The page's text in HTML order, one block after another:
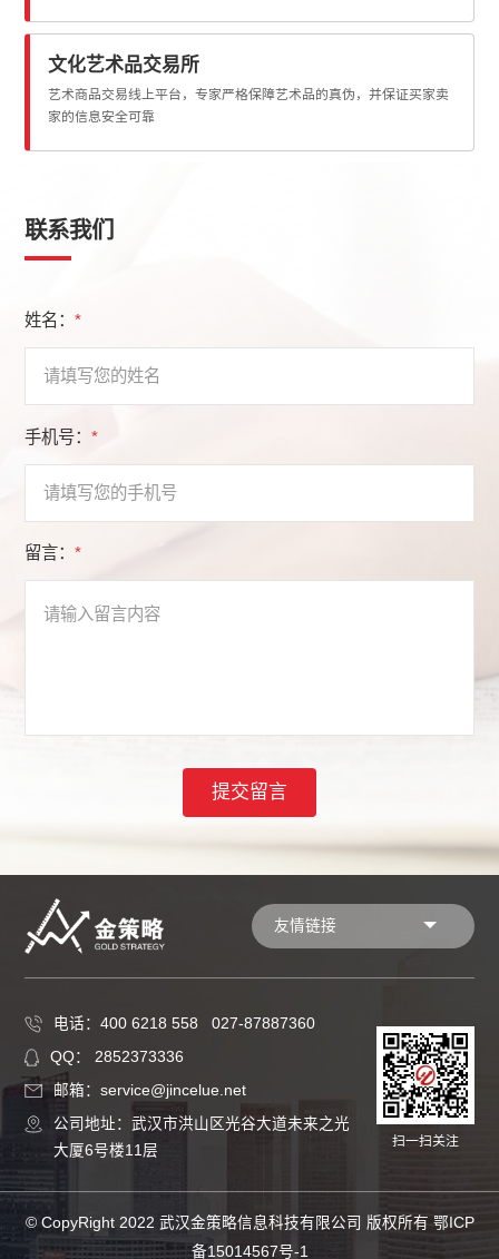
文化艺术品交易所
艺术商品交易线上平台，专家严格保障艺术品的真伪，并保证买家卖
家的信息安全可靠
联系我们
姓名：*
手机号：*
留言：*
友情链接
电话：400 6218 558 027-87887360
QQ： 2852373336
邮箱：service@jincelue.net
公司地址：武汉市洪山区光谷大道未来之光
大厦6号楼11层
扫一扫关注
© CopyRight 2022 武汉金策略信息科技有限公司 版权所有 鄂ICP
备15014567号-1